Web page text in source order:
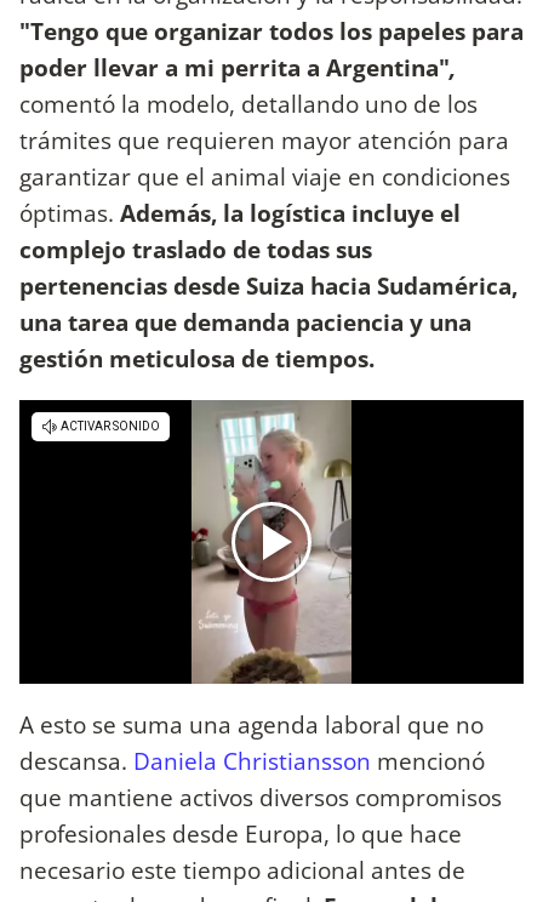
"Tengo que organizar todos los papeles para
poder llevar a mi perrita a Argentina",
comentó la modelo, detallando uno de los
trámites que requieren mayor atención para
garantizar que el animal viaje en condiciones
óptimas. Además, la logística incluye el
complejo traslado de todas sus
pertenencias desde Suiza hacia Sudamérica,
una tarea que demanda paciencia y una
gestión meticulosa de tiempos.
A esto se suma una agenda laboral que no
descansa. Daniela Christiansson mencionó
que mantiene activos diversos compromisos
profesionales desde Europa, lo que hace
necesario este tiempo adicional antes de